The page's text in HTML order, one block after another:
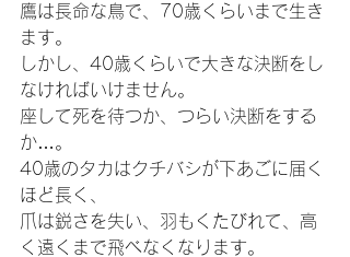
鷹は長命な鳥で、70歳くらいまで生き
ます。
しかし、40歳くらいで大きな決断をし
なければいけません。
座して死を待つか、つらい決断をする
か…。
40歳のタカはクチバシが下あごに届く
ほど長く、
爪は鋭さを失い、羽もくたびれて、高
く遠くまで飛べなくなります。